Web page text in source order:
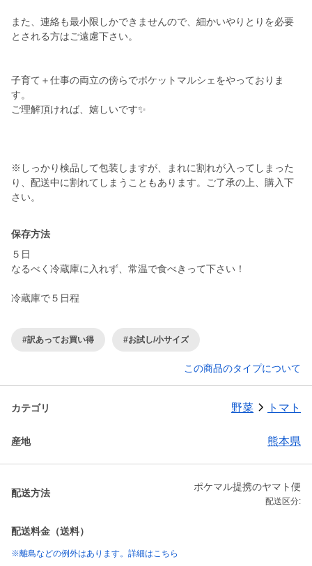
また、連絡も最小限しかできませんので、細かいやりとりを必要
とされる方はご遠慮下さい。
子育て＋仕事の両立の傍らでポケットマルシェをやっておりま
す。
ご理解頂ければ、嬉しいです✨
※しっかり検品して包装しますが、まれに割れが入ってしまった
り、配送中に割れてしまうこともあります。ご了承の上、購入下
さい。
保存方法
５日
なるべく冷蔵庫に入れず、常温で食べきって下さい！
冷蔵庫で５日程
#訳あってお買い得 #お試し/小サイズ
この商品のタイプについて
カテゴリ 野菜 トマト
産地 熊本県
配送方法
ポケマル提携のヤマト便
配送区分:
配送料金（送料）
※離島などの例外はあります。詳細はこちら